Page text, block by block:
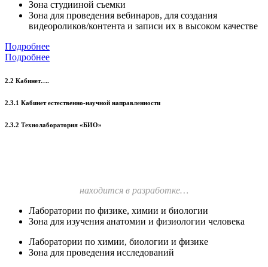
Зона студииной съемки
Зона для проведения вебинаров, для создания
видеороликов/контента и записи их в высоком качестве
Подробнее
Подробнее
2.2 Кабинет….
2.3.1 Кабинет естественно-научной направленности
2.3.2 Технолаборатория «БИО»
находится в разработке…
Лаборатории по физике, химии и биологии
Зона для изучения анатомии и физиологии человека
Лаборатории по химии, биологии и физике
Зона для проведения исследований